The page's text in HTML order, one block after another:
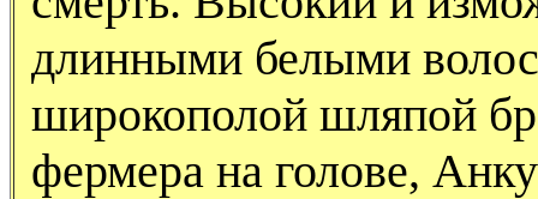
длинными белыми
широкополой шляпой
фермера на голове,